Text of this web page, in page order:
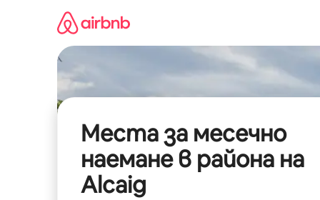
съдържанието
Места за месечно
наемане в района на
Alcaig